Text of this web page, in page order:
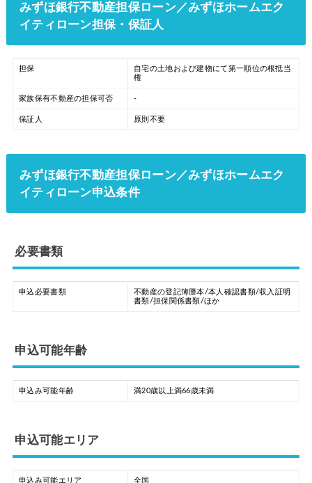
みずほ銀行不動産担保ローン／みずほホームエク
イティローン担保・保証人
担保
自宅の土地および建物にて第一順位の根抵当
権
家族保有不動産の担保可否 -
保証人 原則不要
みずほ銀行不動産担保ローン／みずほホームエク
イティローン申込条件
必要書類
申込必要書類
不動産の登記簿謄本/本人確認書類/収入証明
書類/担保関係書類/ほか
申込可能年齢
申込み可能年齢 満20歳以上満66歳未満
申込可能エリア
申込み可能エリア 全国